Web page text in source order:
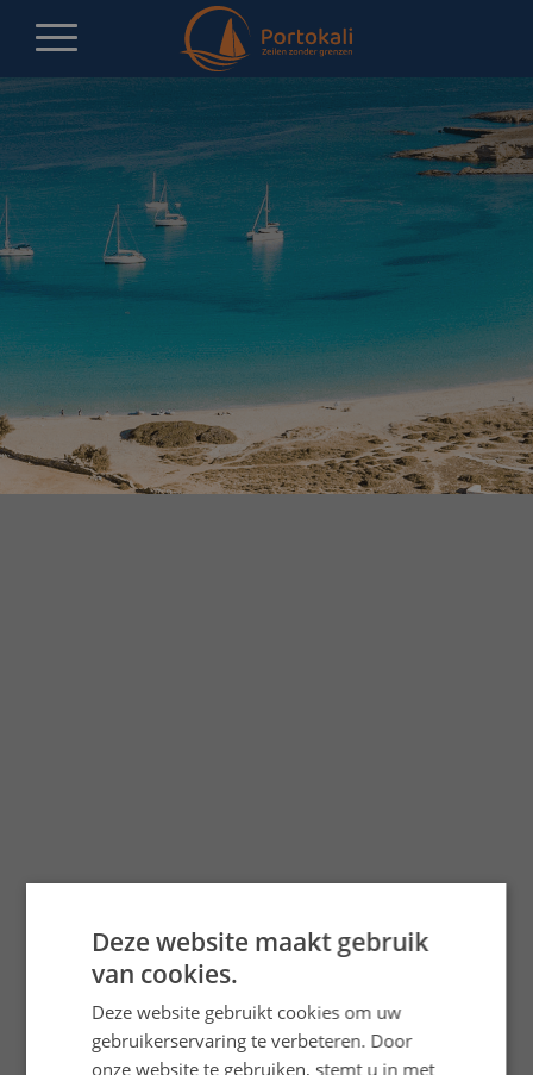
Contact
Ga met ons opzeilvakantie!
Voor onvergetelijke
Deze website maakt gebruik
van cookies.
Deze website gebruikt cookies om uw
gebruikerservaring te verbeteren. Door
onze website te gebruiken, stemt u in met